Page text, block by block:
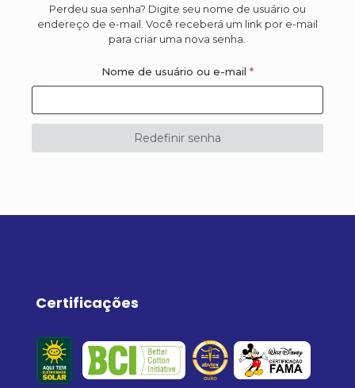
Perdeu sua senha? Digite seu nome de usuário ou
endereço de e-mail. Você receberá um link por e-mail
para criar uma nova senha.
Nome de usuário ou e-mail *Obrigatório
Redefinir senha
Certificações